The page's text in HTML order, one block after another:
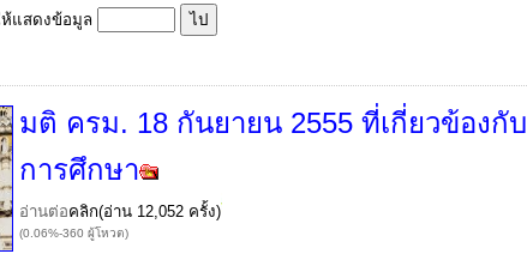
ห้แสดงข้อมูล
มติ ครม. 18 กันยายน 2555 ที่เกี่ยวข้องกับ
การศึกษา
อ่านต่อคลิก(อ่าน 12,052 ครั้ง)
(0.06%-360 ผู้โหวต)